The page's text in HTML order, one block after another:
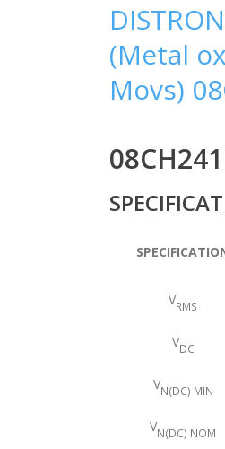
(Metal
Movs)
VRMS
VDC
VN(DC) MIN
VN(DC) NOM